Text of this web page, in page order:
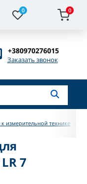
0 0
+380970276015
Заказать звонок
к измерительной технике
7